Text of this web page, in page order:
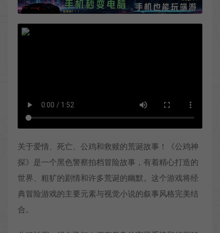
关于爱情、死亡、公鸡和救赎的荒诞故事！《公鸡神
探》是一个黑色警察拍档冒险故事，有着精心打造的
世界、粗犷的剧情和许多荒诞的幽默。这个游戏将经
典冒险游戏的主要元素与视觉小说的叙事风格完美结
合。